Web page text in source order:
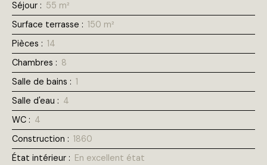
Séjour : 55 m²
Surface terrasse : 150 m²
Pièces : 14
Chambres : 8
Salle de bains : 1
Salle d'eau : 4
WC : 4
Construction : 1860
État intérieur : En excellent état